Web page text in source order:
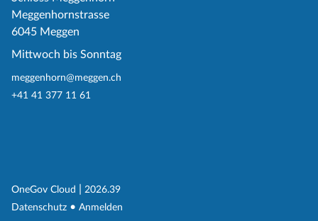
Meggenhornstrasse
6045 Meggen
Mittwoch bis Sonntag
meggenhorn@meggen.ch
+41 41 377 11 61
OneGov Cloud (External Link)
2026.39
Datenschutz (External Link)
Anmelden